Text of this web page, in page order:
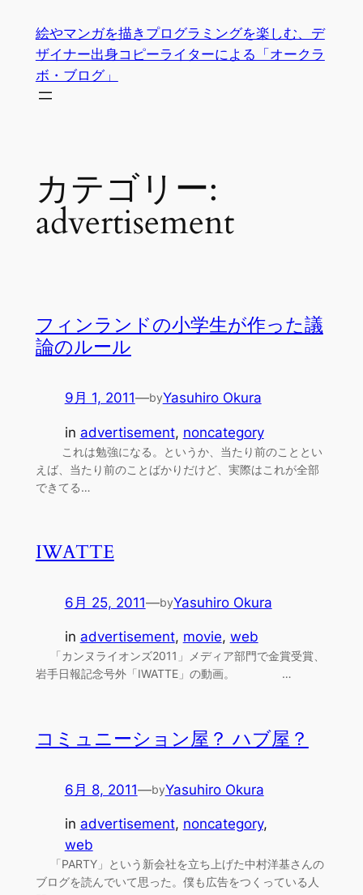
絵やマンガを描きプログラミングを楽しむ、デ
ザイナー出身コピーライターによる「オークラ
ボ・ブログ」
カテゴリー:
advertisement
フィンランドの小学生が作った議
論のルール
9月 1, 2011—byYasuhiro Okura
in advertisement, noncategory
これは勉強になる。というか、当たり前のこととい
えば、当たり前のことばかりだけど、実際はこれが全部
できてる…
IWATTE
6月 25, 2011—byYasuhiro Okura
in advertisement, movie, web
「カンヌライオンズ2011」メディア部門で金賞受賞、
岩手日報記念号外「IWATTE」の動画。 …
コミュニーション屋？ ハブ屋？
6月 8, 2011—byYasuhiro Okura
in advertisement, noncategory
web
「PARTY」という新会社を立ち上げた中村洋基さんの
ブログを読んでいて思った。僕も広告をつくっている人